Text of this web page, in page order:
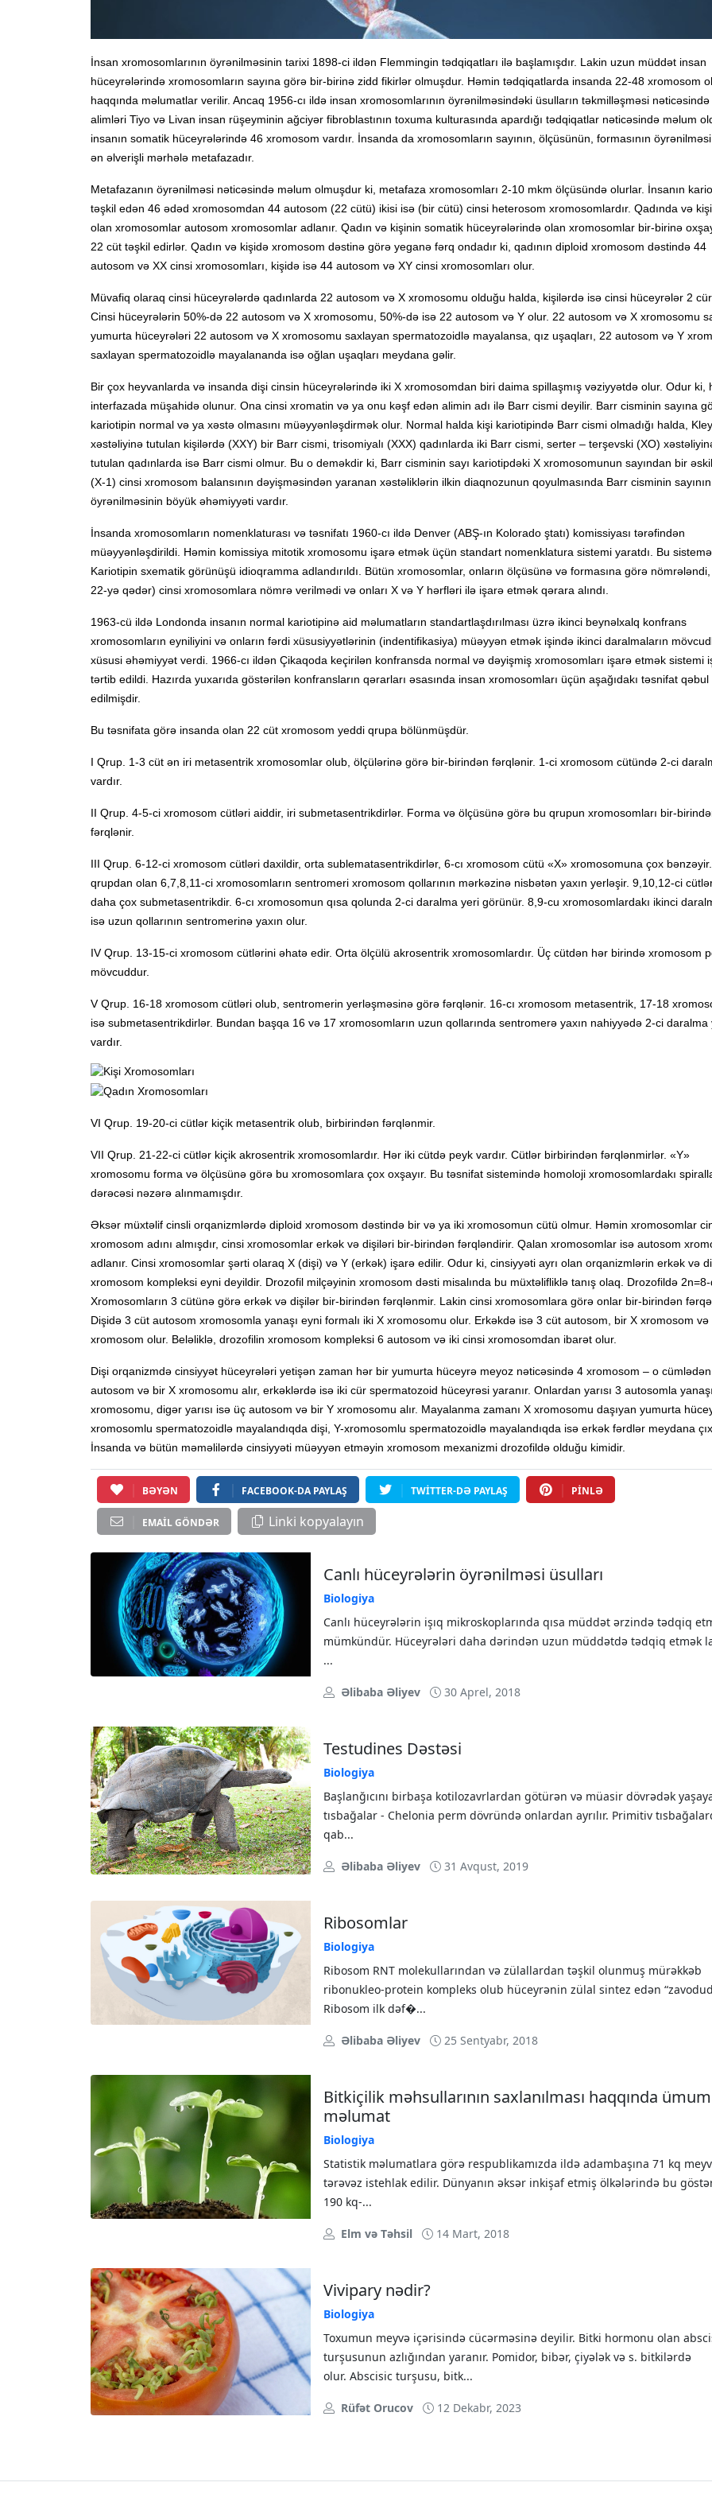
İnsan xromosomlarının öyrənilməsinin tarixi 1898-ci ildən Flemmingin tədqiqatları ilə başlamışdır. Lakin uzun müddət insan
hüceyrələrində xromosomların sayına görə bir-birinə zidd fikirlər olmuşdur. Həmin tədqiqatlarda insanda 22-48 xromosom
haqqında məlumatlar verilir. Ancaq 1956-cı ildə insan xromosomlarının öyrənilməsindəki üsulların təkmilləşməsi
alimləri Tiyo və Livan insan rüşeyminin ağciyər fibroblastının toxuma kulturasında apardığı tədqiqatlar nəticəsində məlum
insanın somatik hüceyrələrində 46 xromosom vardır. İnsanda da xromosomların sayının, ölçüsünün, formasının
ən əlverişli mərhələ metafazadır.
Metafazanın öyrənilməsi nəticəsində məlum olmuşdur ki, metafaza xromosomları 2-10 mkm ölçüsündə olurlar. İnsanın
təşkil edən 46 ədəd xromosomdan 44 autosom (22 cütü) ikisi isə (bir cütü) cinsi heterosom xromosomlardır. Qadında və
olan xromosomlar autosom xromosomlar adlanır. Qadın və kişinin somatik hüceyrələrində olan xromosomlar bir-birinə
22 cüt təşkil edirlər. Qadın və kişidə xromosom dəstinə görə yeganə fərq ondadır ki, qadının diploid xromosom dəstində 44
autosom və XX cinsi xromosomları, kişidə isə 44 autosom və XY cinsi xromosomları olur.
Müvafiq olaraq cinsi hüceyrələrdə qadınlarda 22 autosom və X xromosomu olduğu halda, kişilərdə isə cinsi hüceyrələr 2
Cinsi hüceyrələrin 50%-də 22 autosom və X xromosomu, 50%-də isə 22 autosom və Y olur. 22 autosom və X xromosomu
yumurta hüceyrələri 22 autosom və X xromosomu saxlayan spermatozoidlə mayalansa, qız uşaqları, 22 autosom və Y
saxlayan spermatozoidlə mayalananda isə oğlan uşaqları meydana gəlir.
Bir çox heyvanlarda və insanda dişi cinsin hüceyrələrində iki X xromosomdan biri daima spillaşmış vəziyyətdə olur. Odur ki,
interfazada müşahidə olunur. Ona cinsi xromatin və ya onu kəşf edən alimin adı ilə Barr cismi deyilir. Barr cisminin sayına
kariotipin normal və ya xəstə olmasını müəyyənləşdirmək olur. Normal halda kişi kariotipində Barr cismi olmadığı halda,
xəstəliyinə tutulan kişilərdə (XXY) bir Barr cismi, trisomiyalı (XXX) qadınlarda iki Barr cismi, serter – terşevski (XO)
tutulan qadınlarda isə Barr cismi olmur. Bu o deməkdir ki, Barr cisminin sayı kariotipdəki X xromosomunun sayından bir
(X-1) cinsi xromosom balansının dəyişməsindən yaranan xəstəliklərin ilkin diaqnozunun qoyulmasında Barr cisminin sayının
öyrənilməsinin böyük əhəmiyyəti vardır.
İnsanda xromosomların nomenklaturası və təsnifatı 1960-cı ildə Denver (ABŞ-ın Kolorado ştatı) komissiyası tərəfindən
müəyyənləşdirildi. Həmin komissiya mitotik xromosomu işarə etmək üçün standart nomenklatura sistemi yaratdı. Bu
Kariotipin sxematik görünüşü idioqramma adlandırıldı. Bütün xromosomlar, onların ölçüsünə və formasına görə
22-yə qədər) cinsi xromosomlara nömrə verilmədi və onları X və Y hərfləri ilə işarə etmək qərara alındı.
1963-cü ildə Londonda insanın normal kariotipinə aid məlumatların standartlaşdırılması üzrə ikinci beynəlxalq konfrans
xromosomların eyniliyini və onların fərdi xüsusiyyətlərinin (indentifikasiya) müəyyən etmək işində ikinci daralmaların
xüsusi əhəmiyyət verdi. 1966-cı ildən Çikaqoda keçirilən konfransda normal və dəyişmiş xromosomları işarə etmək sistemi
tərtib edildi. Hazırda yuxarıda göstərilən konfransların qərarları əsasında insan xromosomları üçün aşağıdakı təsnifat qəbul
edilmişdir.
Bu təsnifata görə insanda olan 22 cüt xromosom yeddi qrupa bölünmüşdür.
I Qrup. 1-3 cüt ən iri metasentrik xromosomlar olub, ölçülərinə görə bir-birindən fərqlənir. 1-ci xromosom cütündə 2-ci
vardır.
II Qrup. 4-5-ci xromosom cütləri aiddir, iri submetasentrikdirlər. Forma və ölçüsünə görə bu qrupun xromosomları bir-
fərqlənir.
III Qrup. 6-12-ci xromosom cütləri daxildir, orta sublematasentrikdirlər, 6-cı xromosom cütü «X» xromosomuna çox
qrupdan olan 6,7,8,11-ci xromosomların sentromeri xromosom qollarının mərkəzinə nisbətən yaxın yerləşir. 9,10,12-ci
daha çox submetasentrikdir. 6-cı xromosomun qısa qolunda 2-ci daralma yeri görünür. 8,9-cu xromosomlardakı ikinci
isə uzun qollarının sentromerinə yaxın olur.
IV Qrup. 13-15-ci xromosom cütlərini əhatə edir. Orta ölçülü akrosentrik xromosomlardır. Üç cütdən hər birində xromosom
mövcuddur.
V Qrup. 16-18 xromosom cütləri olub, sentromerin yerləşməsinə görə fərqlənir. 16-cı xromosom metasentrik, 17-18
isə submetasentrikdirlər. Bundan başqa 16 və 17 xromosomların uzun qollarında sentromerə yaxın nahiyyədə 2-ci daralma
vardır.
VI Qrup. 19-20-ci cütlər kiçik metasentrik olub, birbirindən fərqlənmir.
VII Qrup. 21-22-ci cütlər kiçik akrosentrik xromosomlardır. Hər iki cütdə peyk vardır. Cütlər birbirindən fərqlənmirlər. «Y»
xromosomu forma və ölçüsünə görə bu xromosomlara çox oxşayır. Bu təsnifat sistemində homoloji xromosomlardakı
dərəcəsi nəzərə alınmamışdır.
Əksər müxtəlif cinsli orqanizmlərdə diploid xromosom dəstində bir və ya iki xromosomun cütü olmur. Həmin xromosomlar
xromosom adını almışdır, cinsi xromosomlar erkək və dişiləri bir-birindən fərqləndirir. Qalan xromosomlar isə autosom
adlanır. Cinsi xromosomlar şərti olaraq X (dişi) və Y (erkək) işarə edilir. Odur ki, cinsiyyəti ayrı olan orqanizmlərin erkək və
xromosom kompleksi eyni deyildir. Drozofil milçəyinin xromosom dəsti misalında bu müxtəlifliklə tanış olaq. Drozofildə 2n=8-
Xromosomların 3 cütünə görə erkək və dişilər bir-birindən fərqlənmir. Lakin cinsi xromosomlara görə onlar bir-birindən
Dişidə 3 cüt autosom xromosomla yanaşı eyni formalı iki X xromosomu olur. Erkəkdə isə 3 cüt autosom, bir X xromosom və
xromosom olur. Beləliklə, drozofilin xromosom kompleksi 6 autosom və iki cinsi xromosomdan ibarət olur.
Dişi orqanizmdə cinsiyyət hüceyrələri yetişən zaman hər bir yumurta hüceyrə meyoz nəticəsində 4 xromosom – o
autosom və bir X xromosomu alır, erkəklərdə isə iki cür spermatozoid hüceyrəsi yaranır. Onlardan yarısı 3 autosomla
xromosomu, digər yarısı isə üç autosom və bir Y xromosomu alır. Mayalanma zamanı X xromosomu daşıyan yumurta
xromosomlu spermatozoidlə mayalandıqda dişi, Y-xromosomlu spermatozoidlə mayalandıqda isə erkək fərdlər meydana
İnsanda və bütün məməlilərdə cinsiyyəti müəyyən etməyin xromosom mexanizmi drozofildə olduğu kimidir.
BƏYƏN FACEBOOK-DA PAYLAŞ TWITTER-DƏ PAYLAŞ PINLƏ
EMAIL GÖNDƏR Linki kopyalayın
Canlı hüceyrələrin öyrənilməsi üsulları
Biologiya
Canlı hüceyrələrin işıq mikroskoplarında qısa müddət ərzində tədqiq
mümkündür. Hüceyrələri daha dərindən uzun müddətdə tədqiq etmək
...
Əlibaba Əliyev 30 Aprel, 2018
Testudines Dəstəsi
Biologiya
Başlanğıcını birbaşa kotilozavrlardan götürən və müasir dövrədək
tısbağalar - Chelonia perm dövründə onlardan ayrılır. Primitiv
qab...
Əlibaba Əliyev 31 Avqust, 2019
Ribosomlar
Biologiya
Ribosom RNT molekullarından və zülallardan təşkil olunmuş mürəkkəb
ribonukleo-protein kompleks olub hüceyrənin zülal sintez edən
Ribosom ilk dəf�...
Əlibaba Əliyev 25 Sentyabr, 2018
Bitkiçilik məhsullarının saxlanılması haqqında
məlumat
Biologiya
Statistik məlumatlara görə respublikamızda ildə adambaşına 71 kq
tərəvəz istehlak edilir. Dünyanın əksər inkişaf etmiş ölkələrində bu
190 kq-...
Elm və Təhsil 14 Mart, 2018
Vivipary nədir?
Biologiya
Toxumun meyvə içərisində cücərməsinə deyilir. Bitki hormonu olan
turşusunun azlığından yaranır. Pomidor, bibər, çiyələk və s. bitkilərdə
olur. Abscisic turşusu, bitk...
Rüfət Orucov 12 Dekabr, 2023